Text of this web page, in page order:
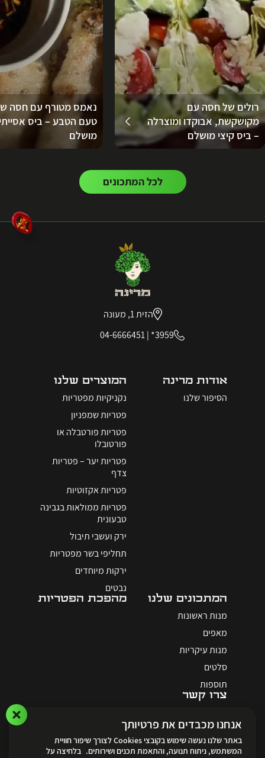
רולים של חסה עם
מקושקשת, אבוקדו ומוצרלה
– ביס קיצי מושלם
נאמס מטורף עם חסה
טעם הטבע – ביס
מושלם
לכל המתכונים
הזית 1, מעונה
3959*
|
04-6666451
אודות מרינה
הסיפור שלנו
המוצרים שלנו
נקניקיות מפטריות
פטריות שמפניון
פטריות פורטבלה או
פורטובלו
פטריות יער – פטריות
צדף
פטריות אקזוטיות
פטריות ממולאות בגבינה
טבעונית
ירק ועשבי תיבול
תחליפי בשר מפטריות
ירקות מיוחדים
נבטים
המתכונים שלנו
מנות ראשונות
מאפים
מנות עיקריות
סלטים
תוספות
מהפכת הפטריות
צרו קשר
אנחנו מכבדים את פרטיותך
באתר שלנו נעשה שימוש בקובצי Cookies לצורך שיפור חוויית
המשתמש, ניתוח תנועה, והתאמת תכנים ושירותים. בלחיצה על